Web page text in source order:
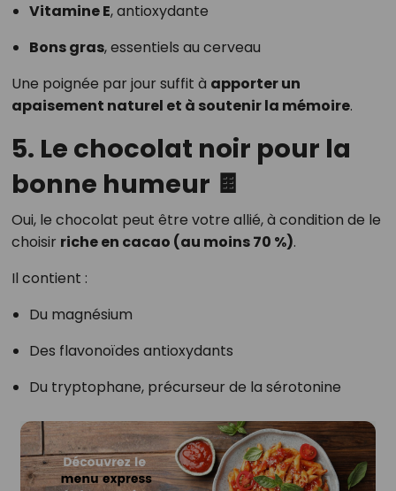
Vitamine E, antioxydante
Bons gras, essentiels au cerveau
Une poignée par jour suffit à apporter un
apaisement naturel et à soutenir la mémoire.
5. Le chocolat noir pour la
bonne humeur 🍫
Oui, le chocolat peut être votre allié, à condition de le
choisir riche en cacao (au moins 70 %).
Il contient :
Du magnésium
Des flavonoïdes antioxydants
Du tryptophane, précurseur de la sérotonine